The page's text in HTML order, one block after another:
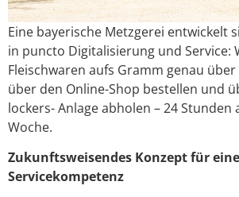
Eine bayerische Metzgerei entwickelt
in puncto Digitalisierung und Service:
Fleischwaren aufs Gramm genau
über den Online-Shop bestellen und
lockers- Anlage abholen – 24 Stunden
Woche.
Zukunftsweisendes Konzept für
Servicekompetenz